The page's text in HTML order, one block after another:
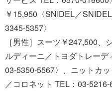
￥15,950〈SNIDEL／
3345-5357〉
［男性］スーツ￥247,500、
ルディーニ／トヨダトレーデ
03-5350-5567〉、ニットカ
／コロネット TEL：03-